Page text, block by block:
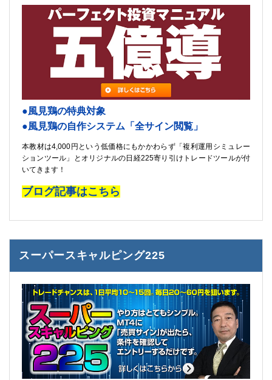
●風見鶏の特典対象
●風見鶏の自作システム「全サイン閲覧」
本教材は4,000円という低価格にもかかわらず「複利運用シミュレー
ションツール」とオリジナルの日経225寄り引けトレードツールが付
いてきます！
ブログ記事はこちら
スーパースキャルピング225